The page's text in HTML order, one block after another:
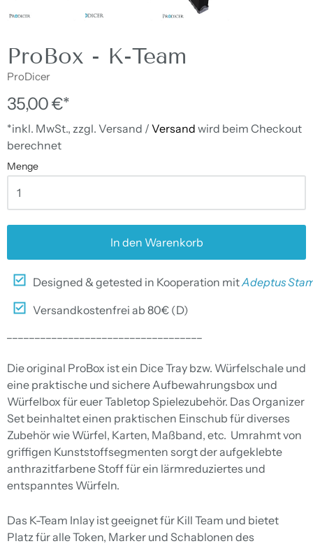
ProBox - K-Team
ProDicer
35,00 €*
*inkl. MwSt., zzgl. Versand / Versand wird beim Checkout
berechnet
Menge
In den Warenkorb
Designed & getested in Kooperation mitAdeptus
Versandkostenfrei ab 80€ (D)
Die original ProBox ist ein Dice Tray bzw. Würfelschale und
eine praktische und sichere Aufbewahrungsbox und
Würfelbox für euer Tabletop Spielezubehör. Das Organizer
Set beinhaltet einen praktischen Einschub für diverses
Zubehör wie Würfel, Karten, Maßband, etc. Umrahmt von
griffigen Kunststoffsegmenten sorgt der aufgeklebte
anthrazitfarbene Stoff für ein lärmreduziertes und
entspanntes Würfeln.
Das K-Team Inlay ist geeignet für Kill Team und bietet
Platz für alle Token, Marker und Schablonen des